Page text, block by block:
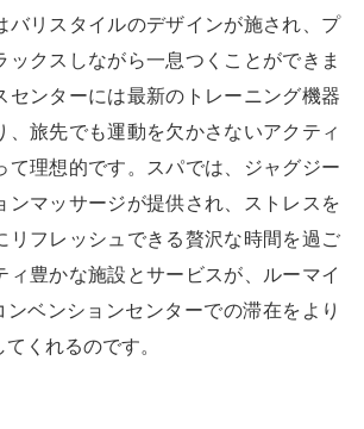
バリスタイルのデザインが施され、プ
ックスしながら一息つくことができま
センターには最新のトレーニング機器
、旅先でも運動を欠かさないアクティ
て理想的です。スパでは、ジャグジー
ンマッサージが提供され、ストレスを
リフレッシュできる贅沢な時間を過ご
ィ豊かな施設とサービスが、ルーマイ
ンベンションセンターでの滞在をより
くれるのです。